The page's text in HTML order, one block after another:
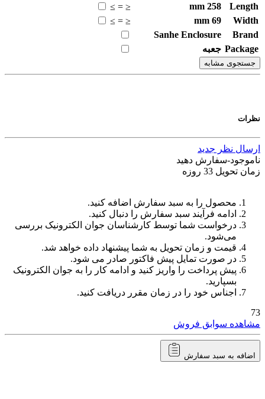
258
mm
≥
69
mm
≥
Sanhe Enclosure
جعبه
مشابه
نظر جدید
سفارش دهید
تحویل 33 روزه
محصول را به سبد سفارش اضافه کنید.
ادامه فرآیند سبد سفارش را دنبال کنید.
درخواست شما توسط کارشناسان جوان الکترونیک بررسی
می‌شود.
قیمت و زمان تحویل به شما پیشنهاد داده خواهد شد.
در صورت تمایل پیش فاکتور صادر می شود.
پیش پرداخت را واریز کنید و ادامه کار را به جوان الکترونیک
بسپارید.
اجناس خود را در زمان مقرر دریافت کنید.
سوابق فروش
به سبد سفارش